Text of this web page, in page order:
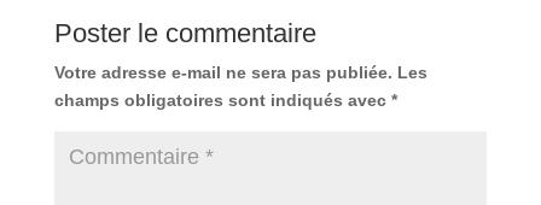
Poster le commentaire
Votre adresse e-mail ne sera pas publiée. Les
champs obligatoires sont indiqués avec *